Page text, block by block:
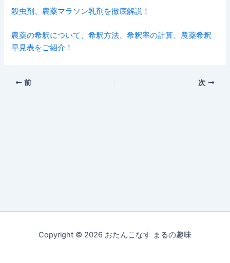
殺虫剤、農薬マラソン乳剤を徹底解説！
農薬の希釈について、希釈方法、希釈率の計算、農薬希釈
早見表をご紹介！
前 次
Copyright © 2026 おたんこなす まるの趣味